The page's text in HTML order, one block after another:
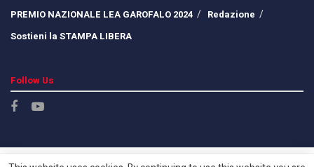
PREMIO NAZIONALE LEA GAROFALO 2024
Redazione
Sostieni la STAMPA LIBERA
Follow Us